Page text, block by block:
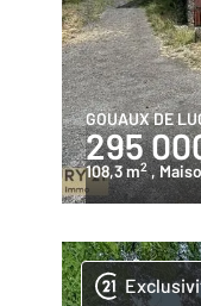
GOUAUX DE
295
108,3 m2 ,